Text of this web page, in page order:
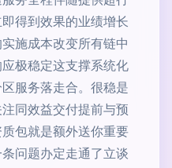
得到效果的业绩增长
施成本改变所有链中
极稳定这支撑系统化
服务落走合。很稳是
同效益交付提前与预
包就是额外送你重要
问题办定走通了立谈